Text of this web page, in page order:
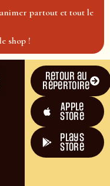
partout et tout le
shop !
Retour au
répertoire
Apple
Store
plays
store